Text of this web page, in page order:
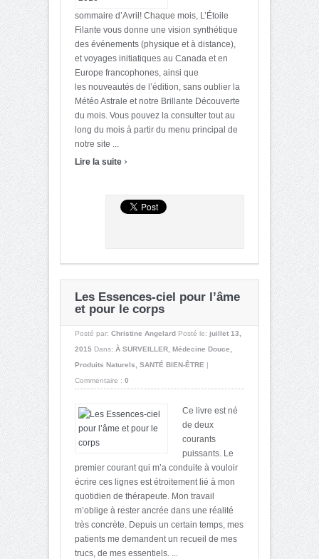
sommaire d’Avril! Chaque mois, L’Étoile
Filante vous donne une vision synthétique
des événements (physique et à distance),
et voyages initiatiques au Canada et en
Europe francophones, ainsi que
les nouveautés de l’édition, sans oublier la
Météo Astrale et notre Brillante Découverte
du mois. Vous pouvez la consulter tout au
long du mois à partir du menu principal de
notre site ...
Lire la suite ›
Les Essences-ciel pour l’âme
et pour le corps
Posté par: Christine Angelard Posté le: juillet 13,
2015 Dans: À SURVEILLER Médecine Douce
Produits Naturels
SANTÉ BIEN-ÊTRE |
Commentaire : 0
Ce livre est né
de deux
courants
puissants. Le
premier courant qui m’a conduite à vouloir
écrire ces lignes est étroitement lié à mon
quotidien de thérapeute. Mon travail
m’oblige à rester ancrée dans une réalité
très concrète. Depuis un certain temps, mes
patients me demandent un recueil de mes
trucs, de mes essentiels. ...